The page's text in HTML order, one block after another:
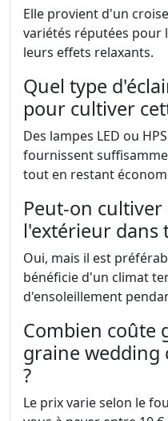
Elle provient d'un
variétés réputées pour
leurs effets relaxants.
Quel type
pour cultiver
Des lampes LED ou
fournissent
tout en restant
Peut-on
l'extérieur dans
Oui, mais il est
bénéficie d'un climat
d'ensoleillement
Combien coûte
graine wedding
?
Le prix varie selon le